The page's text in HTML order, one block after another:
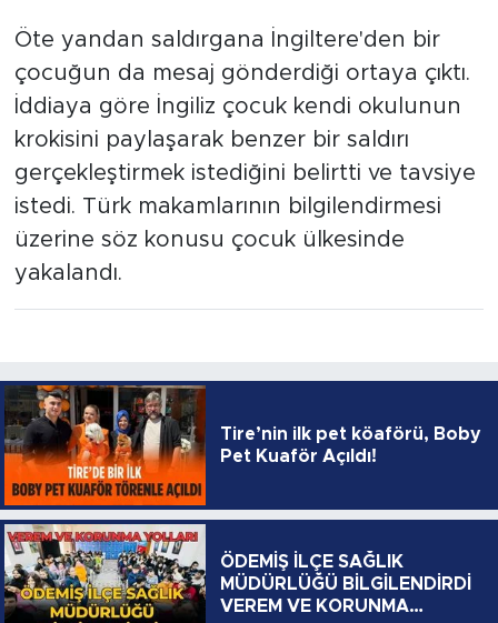
Öte yandan saldırgana İngiltere'den bir
çocuğun da mesaj gönderdiği ortaya çıktı.
İddiaya göre İngiliz çocuk kendi okulunun
krokisini paylaşarak benzer bir saldırı
gerçekleştirmek istediğini belirtti ve tavsiye
istedi. Türk makamlarının bilgilendirmesi
üzerine söz konusu çocuk ülkesinde
yakalandı.
Tire’nin ilk pet köaförü, Boby
Pet Kuaför Açıldı!
ÖDEMİŞ İLÇE SAĞLIK
MÜDÜRLÜĞÜ BİLGİLENDİRDİ
VEREM VE KORUNMA